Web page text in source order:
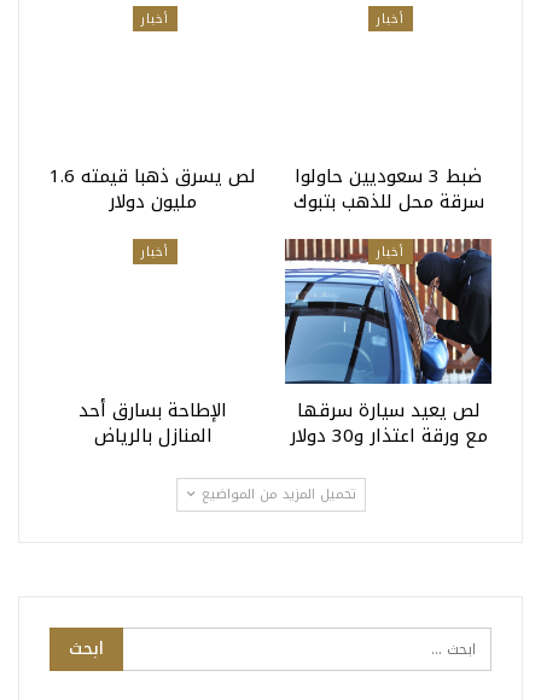
أخبار
ضبط 3 سعوديين حاولوا
سرقة محل للذهب بتبوك
أخبار
لص يسرق ذهبا قيمته 1.6
مليون دولار
أخبار
لص يعيد سيارة سرقها
مع ورقة اعتذار و30 دولار
أخبار
الإطاحة بسارق أحد
المنازل بالرياض
تحميل المزيد من المواضيع